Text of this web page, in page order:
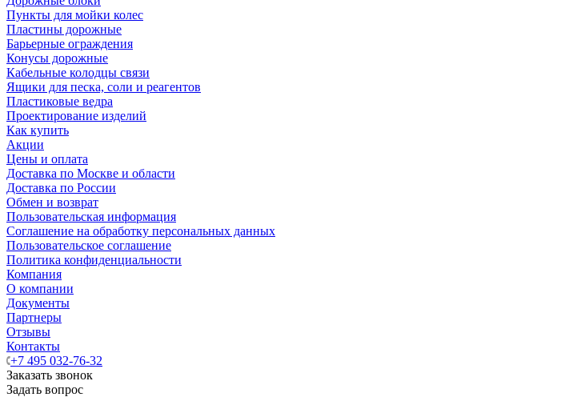
Пункты для мойки колес
Пластины дорожные
Барьерные ограждения
Конусы дорожные
Кабельные колодцы связи
Ящики для песка, соли и реагентов
Пластиковые ведра
Проектирование изделий
Как купить
Акции
Цены и оплата
Доставка по Москве и области
Доставка по России
Обмен и возврат
Пользовательская информация
Соглашение на обработку персональных данных
Пользовательское соглашение
Политика конфиденциальности
Компания
О компании
Документы
Партнеры
Отзывы
Контакты
+7 495 032-76-32
Заказать звонок
Задать вопрос